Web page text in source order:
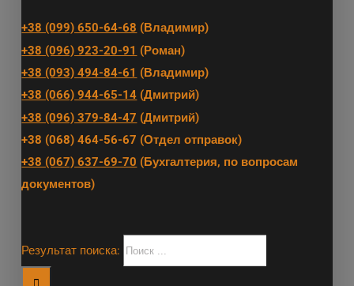
+38 (099) 650-64-68 (Владимир)
+38 (096) 923-20-91 (Роман)
+38 (093) 494-84-61 (Владимир)
+38 (066) 944-65-14 (Дмитрий)
+38 (096) 379-84-47 (Дмитрий)
+38 (068) 464-56-67 (Отдел отправок)
+38 (067) 637-69-70 (Бухгалтерия, по вопросам
документов)
Результат поиска: